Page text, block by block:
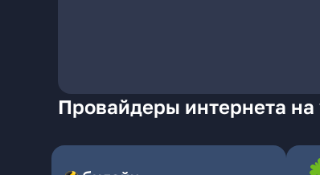
Провайдеры интернета